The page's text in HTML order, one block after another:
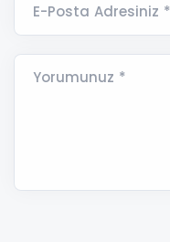
E-Posta Adresiniz *
Yorumunuz *